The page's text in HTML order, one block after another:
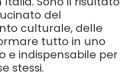
del
culturale, delle
tutto in uno
e indispensabile per
stessi.